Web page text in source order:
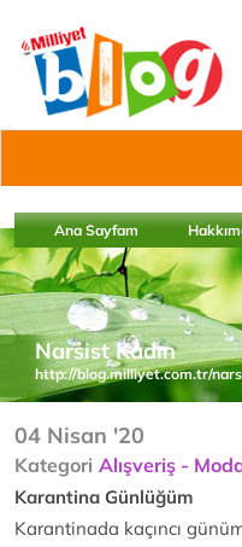
Ana Sayfam
Narsist Kadın
http://blog.milliyet.com.tr/
04 Nisan '20
Kategori Alışveriş -
Karantina Günlüğüm
Karantinada kaçıncı